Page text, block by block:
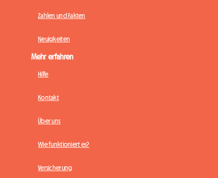
Zahlen und Fakten
Neuigkeiten
Mehr erfahren
Hilfe
Kontakt
Über uns
Wie funktioniert es?
Versicherung